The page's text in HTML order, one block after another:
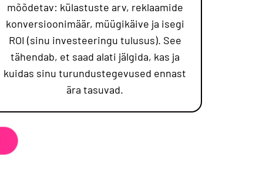
mõõdetav: külastuste arv, reklaamide
konversioonimäär, müügikäive ja isegi
ROI (sinu investeeringu tulusus). See
tähendab, et saad alati jälgida, kas ja
kuidas sinu turundustegevused ennast
ära tasuvad.